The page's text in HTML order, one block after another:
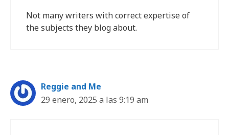
Not many writers with correct expertise of
the subjects they blog about.
Reggie and Me
29 enero, 2025 a las 9:19 am